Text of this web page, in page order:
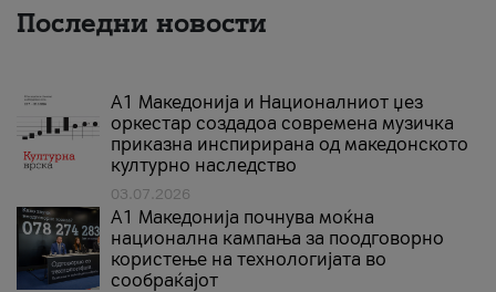
Последни новости
А1 Македонија и Националниот џез
оркестар создадоа современа музичка
приказна инспирирана од македонското
културно наследство
03.07.2026
A1 Македонија почнува моќна
национална кампања за поодговорно
користење на технологијата во
сообраќајот